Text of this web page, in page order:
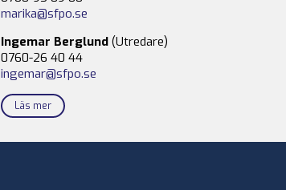
marika@sfpo.se
Ingemar Berglund (Utredare)
0760-26 40 44
ingemar@sfpo.se
Läs mer